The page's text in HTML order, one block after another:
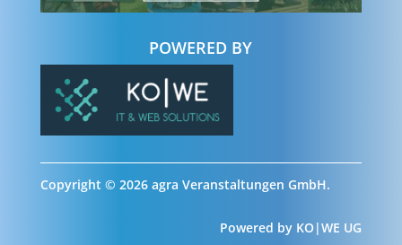
POWERED BY
Copyright © 2026 agra Veranstaltungen GmbH.
Powered by KO|WE UG